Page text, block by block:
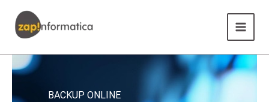
contenido
Main
Menu
BACKUP ONLINE